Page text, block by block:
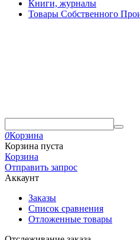
Книги, журналы
Товары Собственного
0Корзина
Корзина пуста
Корзина
Отправить запрос
Аккаунт
Заказы
Список сравнения
Отложенные товары